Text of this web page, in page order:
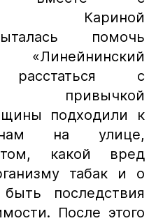
Кариной
помочь
с
привычкой
подходили к
на улице,
какой вред
табак и о
последствия
После этого